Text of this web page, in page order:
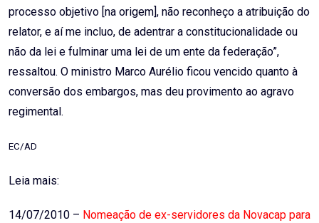
processo objetivo [na origem], não reconheço a atribuição do
relator, e aí me incluo, de adentrar a constitucionalidade ou
não da lei e fulminar uma lei de um ente da federação”,
ressaltou. O ministro Marco Aurélio ficou vencido quanto à
conversão dos embargos, mas deu provimento ao agravo
regimental.
EC/AD
Leia mais:
14/07/2010 – Nomeação de ex-servidores da Novacap para